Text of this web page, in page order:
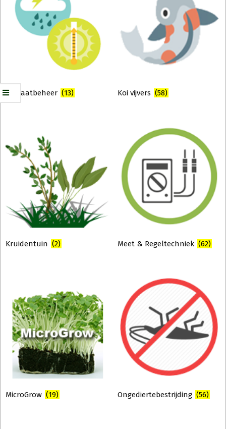
Klimaatbeheer (13) Koi vijvers (58)
Kruidentuin (2) Meet & Regeltechniek (62)
MicroGrow (19) Ongediertebestrijding (56)